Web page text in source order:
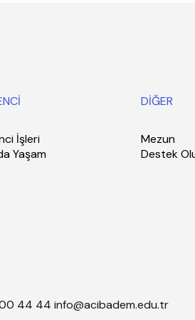
İşleri
Yaşam
DİĞER
Mezun
Destek
44 44 info@acibadem.edu.tr